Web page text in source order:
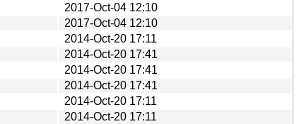
2017-Oct-04 12:10
2017-Oct-04 12:10
2014-Oct-20 17:11
2014-Oct-20 17:41
2014-Oct-20 17:41
2014-Oct-20 17:41
2014-Oct-20 17:11
2014-Oct-20 17:11